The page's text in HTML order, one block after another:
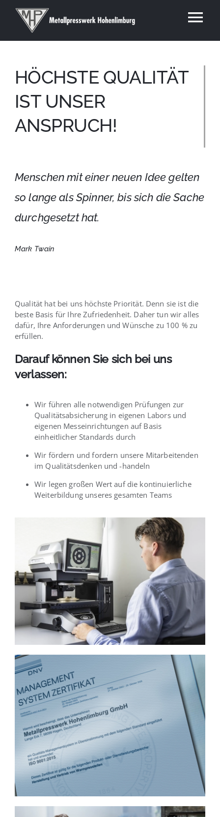
Inhalt
springen
Über uns
Technologien
Werkstoffe
Leistungen
HÖCHSTE QUALITÄT
IST UNSER
ANSPRUCH!
Menschen mit einer neuen Idee gelten
so lange als Spinner, bis sich die Sache
durchgesetzt hat.
Mark Twain
Qualität hat bei uns höchste Priorität. Denn sie ist die
beste Basis für Ihre Zufriedenheit. Daher tun wir alles
dafür, Ihre Anforderungen und Wünsche zu 100 % zu
erfüllen.
Darauf können Sie sich bei uns
verlassen:
Wir führen alle notwendigen Prüfungen zur
Qualitätsabsicherung in eigenen Labors und
eigenen Messeinrichtungen auf Basis
einheitlicher Standards durch
Wir fördern und fordern unsere Mitarbeitenden
im Qualitätsdenken und -handeln
Wir legen großen Wert auf die kontinuierliche
Weiterbildung unseres gesamten Teams